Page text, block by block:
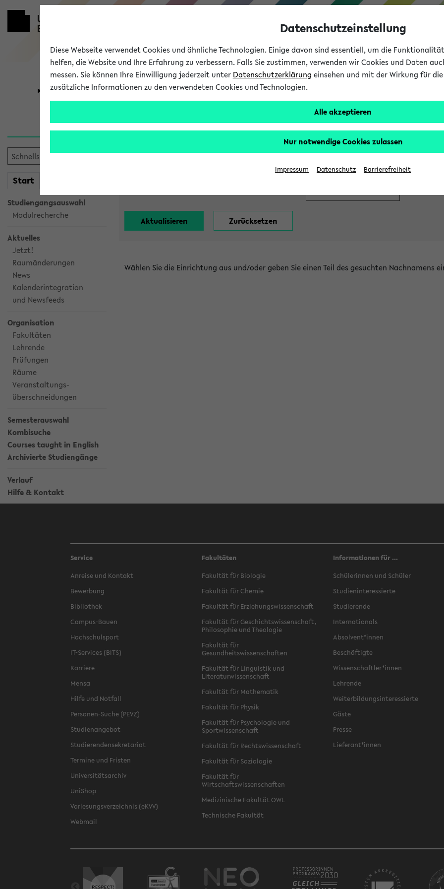
Universität Forschung Studium
Start
Studiengangsauswahl
Modulrecherche
Aktuelles
Jetzt!
Raumänderungen
News
Kalenderintegration
und Newsfeeds
Organisation
Fakultäten
Lehrende
Prüfungen
Räume
Veranstaltungs-
überschneidungen
Semesterauswahl
Kombisuche
Courses taught in English
Archivierte Studiengänge
Verlauf
Hilfe & Kontakt
Alle Lehrenden
Wählen Sie die Einrichtung aus und/oder geben Sie einen Teil des gesuchten Nachnamens
Service
Anreise und Kontakt
Bewerbung
Bibliothek
Campus-Bauen
Hochschulsport
IT-Services (BITS)
Karriere
Mensa
Hilfe und Notfall
Personen-Suche (PEVZ)
Studienangebot
Studierendensekretariat
Termine und Fristen
Universitätsarchiv
UniShop
Vorlesungsverzeichnis (eKVV)
Webmail
Fakultäten
Fakultät für Biologie
Fakultät für Chemie
Fakultät für Erziehungswissenschaft
Fakultät für Geschichtswissenschaft,
Philosophie und Theologie
Fakultät für
Gesundheitswissenschaften
Fakultät für Linguistik und
Literaturwissenschaft
Fakultät für Mathematik
Fakultät für Physik
Fakultät für Psychologie und
Sportwissenschaft
Fakultät für Rechtswissenschaft
Fakultät für Soziologie
Fakultät für
Wirtschaftswissenschaften
Medizinische Fakultät OWL
Technische Fakultät
Informationen für ...
Schülerinnen und Schüler
Studieninteressierte
Studierende
Internationals
Absolvent*innen
Beschäftigte
Wissenschaftler*innen
Lehrende
Weiterbildungsinteressierte
Gäste
Presse
Lieferant*innen
Datenschutzeinstellung
Diese Webseite verwendet Cookies und ähnliche Technologien. Einige davon sind essentiell, um die
helfen, die Website und Ihre Erfahrung zu verbessern. Falls Sie zustimmen, verwenden wir Cookies und Daten
messen. Sie können Ihre Einwilligung jederzeit unter Datenschutzerklärung einsehen und mit der Wirkung für
zusätzliche Informationen zu den verwendeten Cookies und Technologien.
Alle akzeptieren
Nur notwendige Cookies zulassen
Impressum Datenschutz Barrierefreiheit